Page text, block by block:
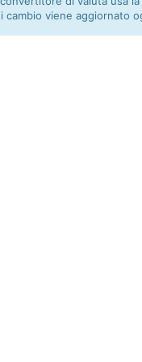
cambio viene aggiornato